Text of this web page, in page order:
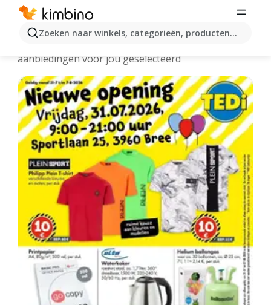
Zoeken naar winkels, categorieën, producten...
Spa folders online
aanbiedingen voor jou geselecteerd